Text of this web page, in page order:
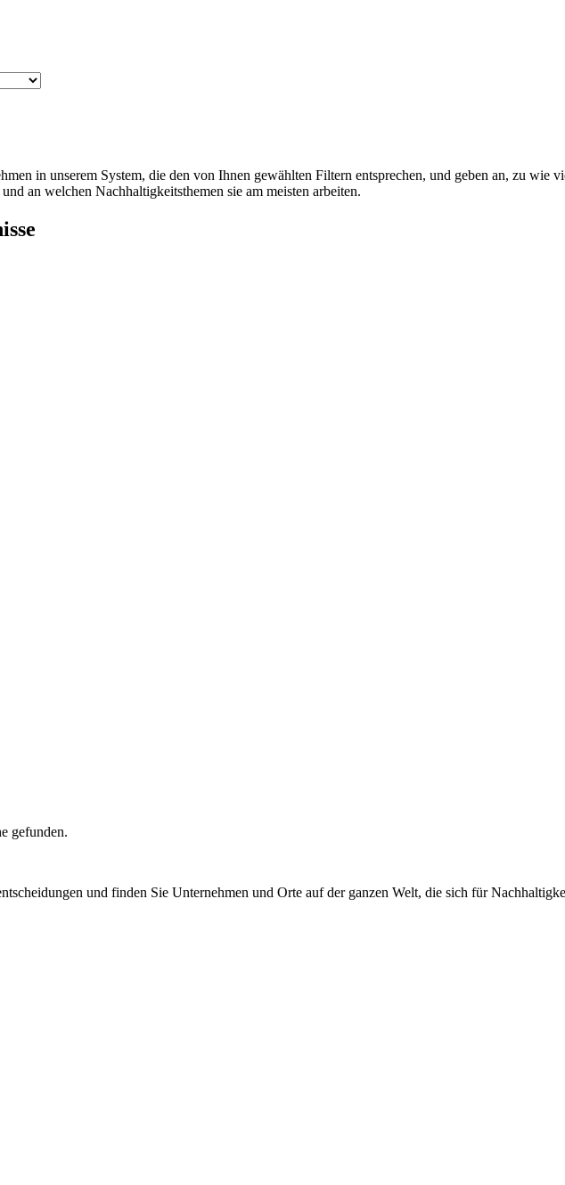
in unserem System, die den von Ihnen gewählten Filtern entsprechen, und geben an, zu wie
an welchen Nachhaltigkeitsthemen sie am meisten arbeiten.
gefunden.
und finden Sie Unternehmen und Orte auf der ganzen Welt, die sich für